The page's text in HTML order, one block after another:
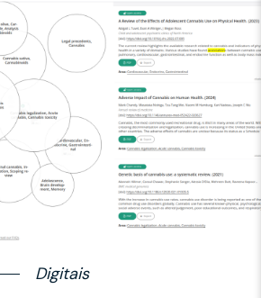
Digitais